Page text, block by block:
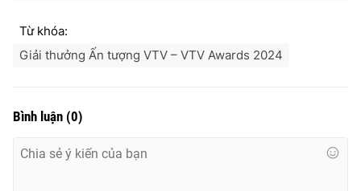
Từ khóa:
Giải thưởng Ấn tượng VTV – VTV Awards 2024
Bình luận (0)